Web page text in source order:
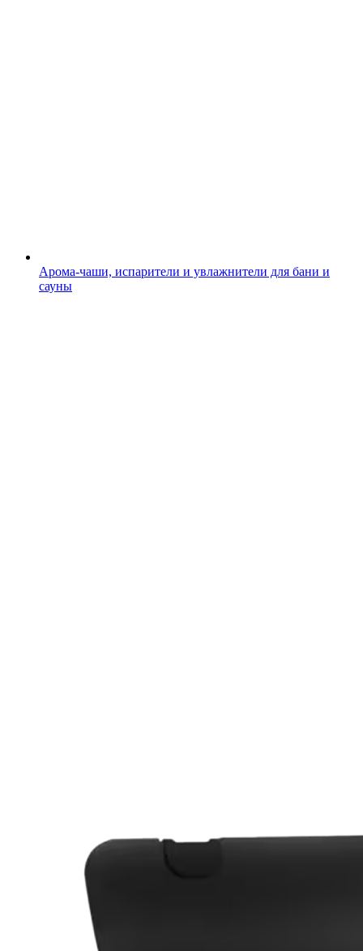
Арома-чаши, испарители и увлажнители для бани и
сауны